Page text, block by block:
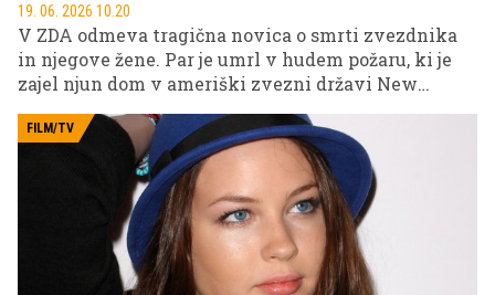
19. 06. 2026 10.20
V ZDA odmeva tragična novica o smrti zvezdnika
in njegove žene. Par je umrl v hudem požaru, ki je
zajel njun dom v ameriški zvezni državi New
FILM/TV